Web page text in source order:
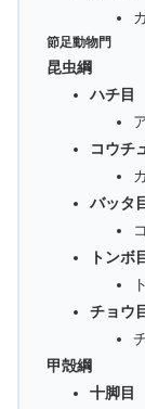
節足動物門
昆虫綱
ハチ目
コウチ
バッタ
トンボ
チョウ
甲殻綱
十脚目